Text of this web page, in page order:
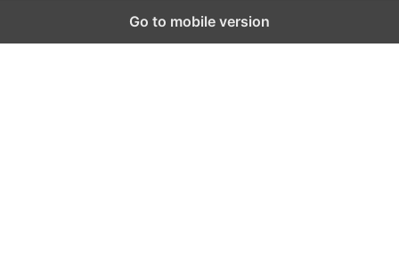
Go to mobile version